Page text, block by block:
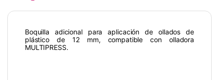
Boquilla adicional para aplicación de ollados de
plástico de 12 mm, compatible con olladora
MULTIPRESS.